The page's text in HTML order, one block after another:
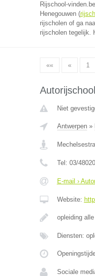
Rijschool-
Henegouwen (
rijscholen of ga
rijscholen tegelijk.
«« « 1
Niet
Antwerpen»
Tel: 03/
E-mail ›
Website:
opleiding
Diensten:
Sociale